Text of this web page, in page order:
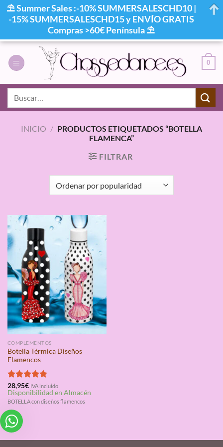
contenido
0
INICIO / PRODUCTOS ETIQUETADOS “BOTELLA
FLAMENCA”
FILTRAR
COMPLEMENTOS
Botella Térmica Diseños
Flamencos
Valorado
con4.83
de 5
28,95€ IVA incluido
Disponibilidad en Almacén
BOTELLA con diseños flamencos
⛱ Summer Sales :-10% SUMMERSALESCHD10 |
-15% SUMMERSALESCHD15 y ENVÍO GRATIS
Compras >60€ Península ⛱